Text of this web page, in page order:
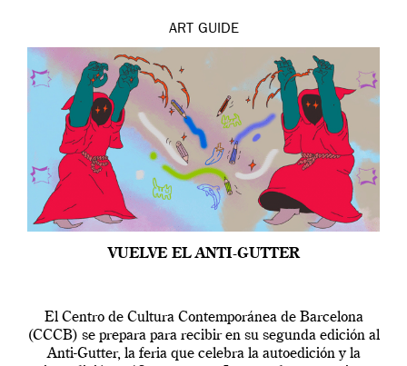
ART GUIDE
VUELVE EL ANTI-GUTTER
El Centro de Cultura Contemporánea de Barcelona
(CCCB) se prepara para recibir en su segunda edición al
Anti-Gutter, la feria que celebra la autoedición y la